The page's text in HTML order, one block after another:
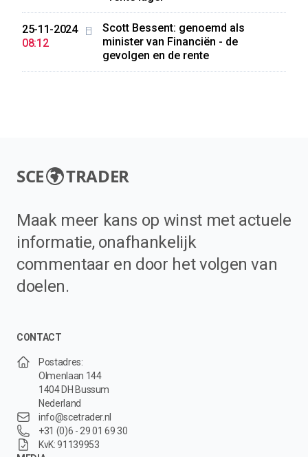
25-11-2024
08:12
Scott Bessent: genoemd als
minister van Financiën - de
gevolgen en de rente
SCE TRADER
Maak meer kans op winst met actuele
informatie, onafhankelijk
commentaar en door het volgen van
doelen.
CONTACT
Postadres:
Olmenlaan 144
1404 DH Bussum
Nederland
info@scetrader.nl
+31 (0)6 - 29 01 69 30
KvK: 91139953